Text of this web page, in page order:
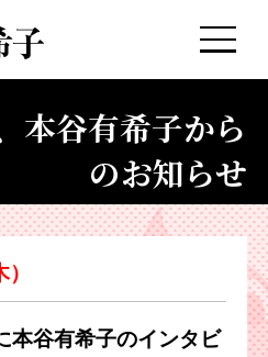
本谷有希子から
のお知らせ
本谷有希子のインタビ